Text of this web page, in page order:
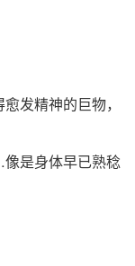
发精神的巨物，
是身体早已熟稔